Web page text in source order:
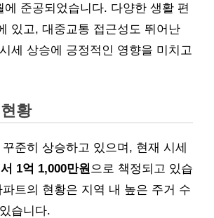
에 준공되었습니다. 다양한 생활 편
있고, 대중교통 접근성도 뛰어난
세 상승에 긍정적인 영향을 미치고
황
준히 상승하고 있으며, 현재 시세
1억 1,000만원 으로 책정되고 있습
트의 현황은 지역 내 높은 주거 수
습니다.